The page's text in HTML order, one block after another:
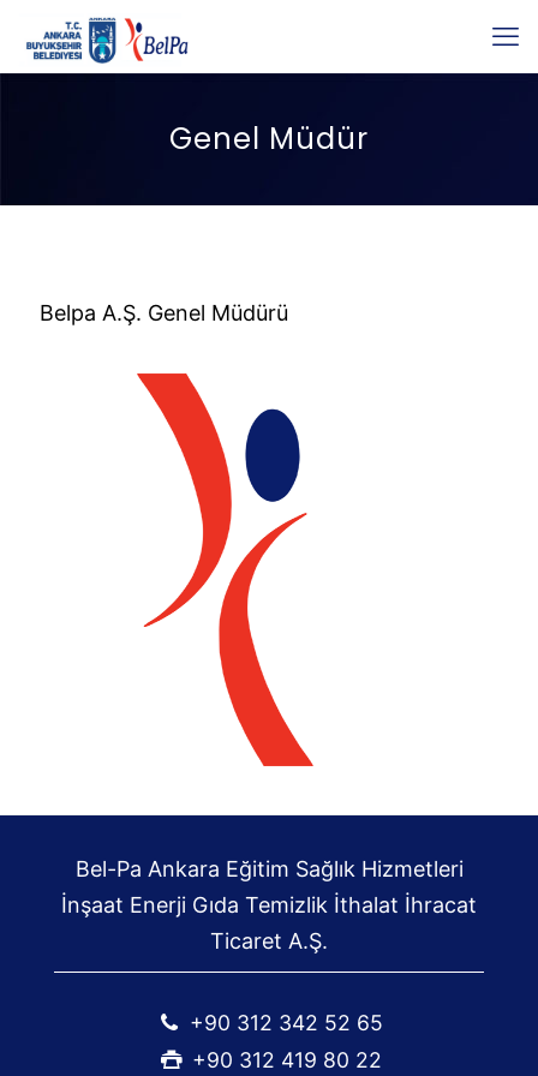
Genel Müdür
Belpa A.Ş. Genel Müdürü
Bel-Pa Ankara Eğitim Sağlık Hizmetleri
İnşaat Enerji Gıda Temizlik İthalat İhracat
Ticaret A.Ş.
+90 312 342 52 65
+90 312 419 80 22